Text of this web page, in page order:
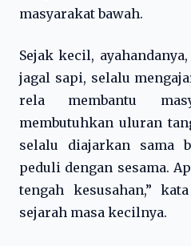
masyarakat bawah.
Sejak kecil,
jagal sapi, selalu
rela membantu
membutuhkan uluran
selalu diajarkan sama
peduli dengan sesama.
tengah kesusahan,”
sejarah masa kecilnya.